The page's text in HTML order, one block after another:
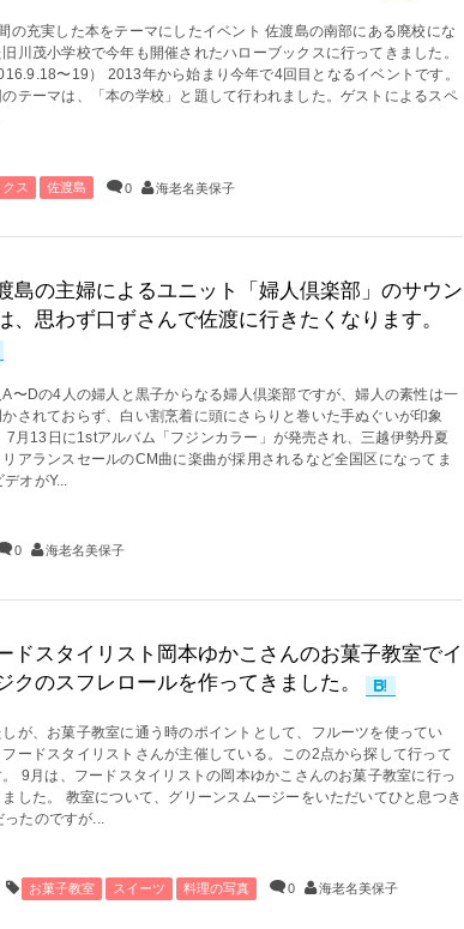
の充実した本をテーマにしたイベント 佐渡島の南部にある廃校にな
旧川茂小学校で今年も開催されたハローブックスに行ってきました。
〜19） 2013年から始まり今年で4回目となるイベントです。
のテーマは、「本の学校」と題して行われました。ゲストによるスペ
ス 佐渡島 0 海老名美保子
島の主婦によるユニット「婦人倶楽部」のサウン
、思わず口ずさんで佐渡に行きたくなります。
A〜Dの4人の婦人と黒子からなる婦人倶楽部ですが、婦人の素性は一
されておらず、白い割烹着に頭にさらりと巻いた手ぬぐいが印象
7月13日に1stアルバム「フジンカラー」が発売され、三越伊勢丹夏
アランスセールのCM曲に楽曲が採用されるなど全国区になってま
オがY...
0 海老名美保子
ドスタイリスト岡本ゆかこさんのお菓子教室でイ
クのスフレロールを作ってきました。
しが、お菓子教室に通う時のポイントとして、フルーツを使ってい
フードスタイリストさんが主催している。この2点から探して行って
。 9月は、フードスタイリストの岡本ゆかこさんのお菓子教室に行っ
した。 教室について、グリーンスムージーをいただいてひと息つき
たのですが...
お菓子教室 スイーツ 料理の写真 0 海老名美保子